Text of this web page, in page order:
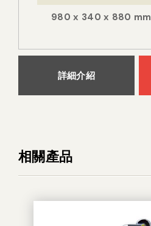
980 x 340 x 880 mm
詳細介紹
相關產品